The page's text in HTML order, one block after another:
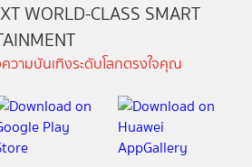
WORLD-CLASS SMART
วามบันเทิงระดับโลกตรงใจคุณ